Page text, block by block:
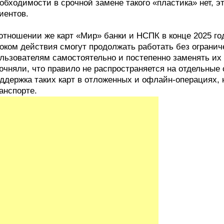
в срочной замене такого «пластика» нет,
же карт «Мир» банки и НСПК в конце 2025
действия смогут продолжать работать без
самостоятельно и постепенно заменять
что правило не распространяется на
таких карт в отложенных и офлайн-операциях,